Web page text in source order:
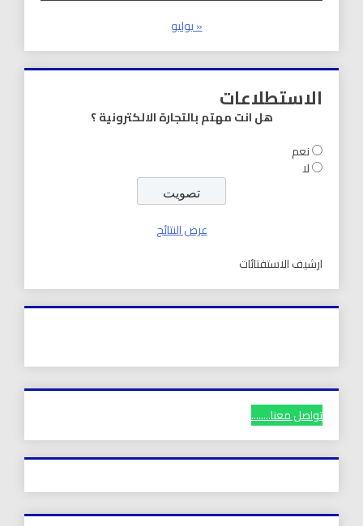
« يوليو
الاستطلاعات
هل انت مهتم بالتجارة الالكترونية ؟
نعم
لا
عرض النتائج
ارشيف الاستفتائات
تواصل معنا........